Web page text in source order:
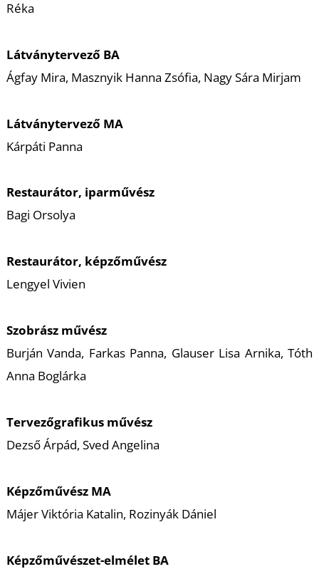
Réka
Látványtervező BA
Ágfay Mira, Masznyik Hanna Zsófia, Nagy Sára Mirjam
Látványtervező MA
Kárpáti Panna
Restaurátor, iparművész
Bagi Orsolya
Restaurátor, képzőművész
Lengyel Vivien
Szobrász művész
Burján Vanda, Farkas Panna, Glauser Lisa Arnika, Tóth
Anna Boglárka
Tervezőgrafikus művész
Dezső Árpád, Sved Angelina
Képzőművész MA
Májer Viktória Katalin, Rozinyák Dániel
Képzőművészet-elmélet BA